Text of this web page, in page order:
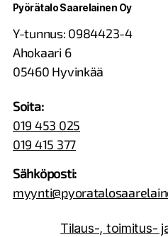
Pyörätalo Saarelainen Oy
Y-tunnus: 0984423-4
Ahokaari 6
05460 Hyvinkää
Soita:
019 453 025
019 415 377
Sähköposti:
Tilaus-, toimitus-